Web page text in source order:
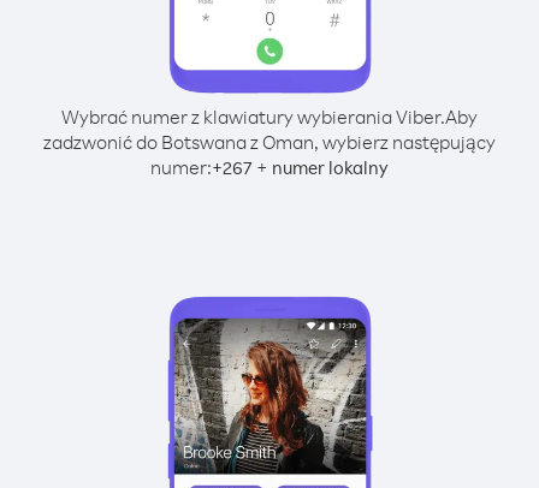
Wybrać numer z klawiatury wybierania Viber.Aby
zadzwonić do Botswana z Oman, wybierz następujący
numer:+267 + numer lokalny